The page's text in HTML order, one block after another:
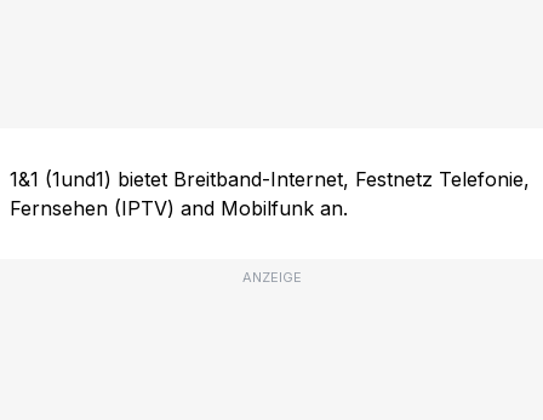
1&1 (1und1) bietet Breitband-Internet, Festnetz Telefonie,
Fernsehen (IPTV) and Mobilfunk an.
ANZEIGE